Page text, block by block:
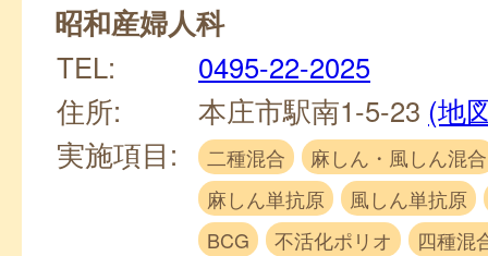
昭和産婦人科
TEL:
0495-22-2025
住所:
本庄市駅南1-5-23 (地
実施項目:
二種混合
麻しん・風しん混合
麻しん単抗原
風しん単抗原
BCG
不活化ポリオ
四種混